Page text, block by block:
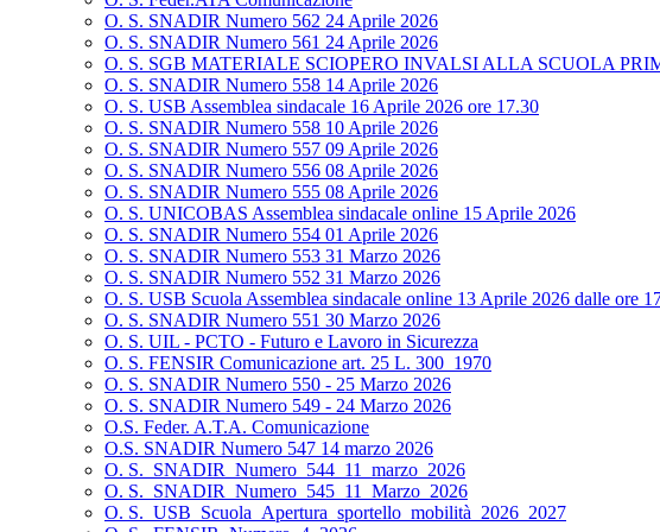
O. S. SNADIR Numero 562 24 Aprile 2026
O. S. SNADIR Numero 561 24 Aprile 2026
O. S. SGB MATERIALE SCIOPERO INVALSI ALLA SCUOLA
O. S. SNADIR Numero 558 14 Aprile 2026
O. S. USB Assemblea sindacale 16 Aprile 2026 ore 17.30
O. S. SNADIR Numero 558 10 Aprile 2026
O. S. SNADIR Numero 557 09 Aprile 2026
O. S. SNADIR Numero 556 08 Aprile 2026
O. S. SNADIR Numero 555 08 Aprile 2026
O. S. UNICOBAS Assemblea sindacale online 15 Aprile 2026
O. S. SNADIR Numero 554 01 Aprile 2026
O. S. SNADIR Numero 553 31 Marzo 2026
O. S. SNADIR Numero 552 31 Marzo 2026
O. S. USB Scuola Assemblea sindacale online 13 Aprile 2026 dalle ore
O. S. SNADIR Numero 551 30 Marzo 2026
O. S. UIL - PCTO - Futuro e Lavoro in Sicurezza
O. S. FENSIR Comunicazione art. 25 L. 300_1970
O. S. SNADIR Numero 550 - 25 Marzo 2026
O. S. SNADIR Numero 549 - 24 Marzo 2026
O.S. Feder. A.T.A. Comunicazione
O.S. SNADIR Numero 547 14 marzo 2026
O. S._SNADIR_Numero_544_11_marzo_2026
O. S._SNADIR_Numero_545_11_Marzo_2026
O. S._USB_Scuola_Apertura_sportello_mobilità_2026_2027